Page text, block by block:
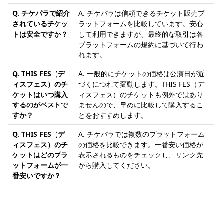
Q. チケパラで紹介
されているチケッ
トは安全ですか？
A. チケパラは信頼できるチケット販売プ
ラットフォームを比較しています。安心
して利用できますが、最終的な取引は各
プラットフォームの規約に基づいて行わ
れます。
Q. THIS FES（デ
ィスフェス）のチ
ケットはいつ購入
するのがベストで
すか？
A. 一般的にチケットの価格は公演日が近
づくにつれて変動します。THIS FES（デ
ィスフェス）のチケットも例外ではあり
ませんので、早めに比較して購入するこ
とをおすすめします。
Q. THIS FES（デ
ィスフェス）のチ
ケットはどのプラ
ットフォームが一
番安いですか？
A. チケパラでは複数のプラットフォーム
の価格を比較できます。一番安い価格が
表示されるものをチェックし、リンク先
から購入してください。